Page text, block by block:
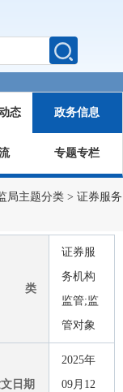
态 政务信息
专题专栏
局主题分类 > 证券服务
类
证券服
务机构
监管;监
管对象
日期
2025年
09月12